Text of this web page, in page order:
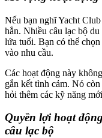
Nếu bạn nghĩ Yacht
hẳn. Nhiều câu lạc bộ
lứa tuổi. Bạn có thể
vào nhu cầu.
Các hoạt động này
gắn kết tình cảm. Nó
hỏi thêm các kỹ năng
Quyền lợi hoạt
câu lạc bộ